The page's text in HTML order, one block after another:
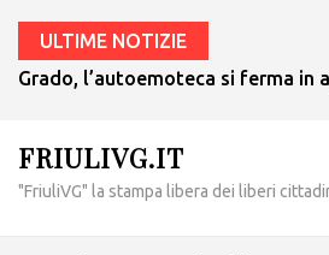
ULTIME NOTIZIE
Grado, l’autoemoteca si ferma
FRIULIVG.IT
"FriuliVG" la stampa libera dei liberi